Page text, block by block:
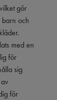
gör
och
med en
för
sig
för